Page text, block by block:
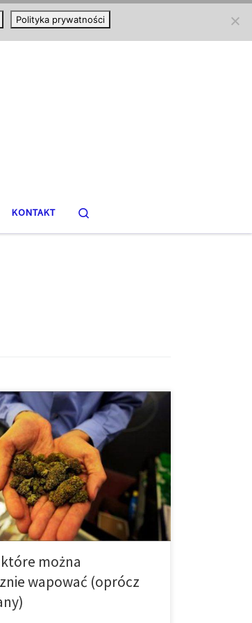
KONTAKT
się być przemysłem o łącznej
miliarda dolarów. Zasadniczo, cały
z koncepcji e-papierosa,
wiele niewiarygodnych smaków oraz
z nikotyną oraz marihuaną
ale czy wiesz, że są również
warzywna Oprócz
– płynu, gliceryna […]
które można
wapować (oprócz
Polityka prywatności